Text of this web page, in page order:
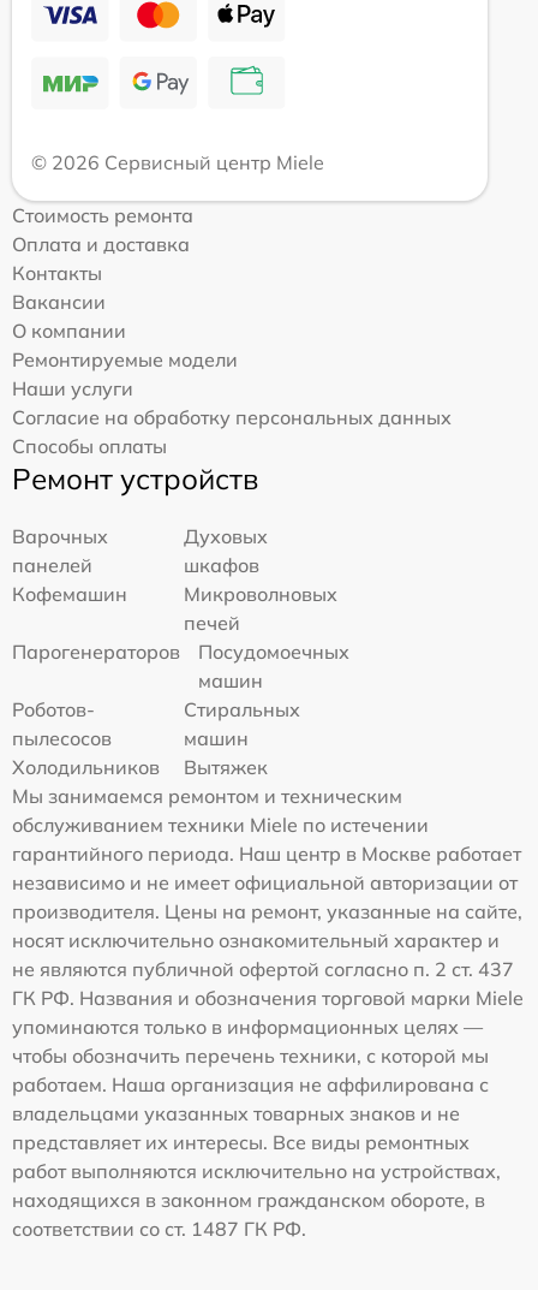
© 2026 Сервисный центр Miele
Стоимость ремонта
Оплата и доставка
Контакты
Вакансии
О компании
Ремонтируемые модели
Наши услуги
Согласие на обработку персональных данных
Способы оплаты
Ремонт устройств
Варочных
панелей
Духовых
шкафов
Кофемашин
Микроволновых
печей
Парогенераторов
Посудомоечных
машин
Роботов-
пылесосов
Стиральных
машин
Холодильников
Вытяжек
Мы занимаемся ремонтом и техническим
обслуживанием техники Miele по истечении
гарантийного периода. Наш центр в Москве работает
независимо и не имеет официальной авторизации от
производителя. Цены на ремонт, указанные на сайте,
носят исключительно ознакомительный характер и
не являются публичной офертой согласно п. 2 ст. 437
ГК РФ. Названия и обозначения торговой марки Miele
упоминаются только в информационных целях —
чтобы обозначить перечень техники, с которой мы
работаем. Наша организация не аффилирована с
владельцами указанных товарных знаков и не
представляет их интересы. Все виды ремонтных
работ выполняются исключительно на устройствах,
находящихся в законном гражданском обороте, в
соответствии со ст. 1487 ГК РФ.